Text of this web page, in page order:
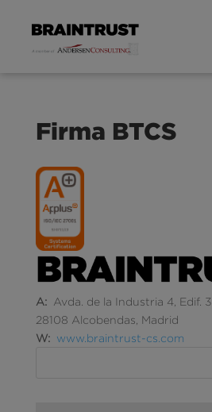
Firma BTCS
A:Avda. de la Industria 4, Edif. 3
28108 Alcobendas, Madrid
W:
www.braintrust-cs.com